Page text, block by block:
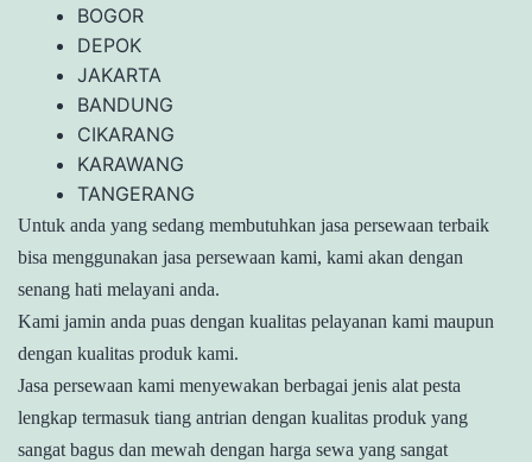
BOGOR
DEPOK
JAKARTA
BANDUNG
CIKARANG
KARAWANG
TANGERANG
Untuk anda yang sedang membutuhkan jasa persewaan terbaik
bisa menggunakan jasa persewaan kami, kami akan dengan
senang hati melayani anda.
Kami jamin anda puas dengan kualitas pelayanan kami maupun
dengan kualitas produk kami.
Jasa persewaan kami menyewakan berbagai jenis alat pesta
lengkap termasuk tiang antrian dengan kualitas produk yang
sangat bagus dan mewah dengan harga sewa yang sangat